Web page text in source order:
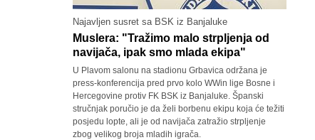
Najavljen susret sa BSK iz Banjaluke
Muslera: "Tražimo malo strpljenja od
navijača, ipak smo mlada ekipa"
U Plavom salonu na stadionu Grbavica održana je
press-konferencija pred prvo kolo WWin lige Bosne i
Hercegovine protiv FK BSK iz Banjaluke. Španski
stručnjak poručio je da želi borbenu ekipu koja će težiti
posjedu lopte, ali je od navijača zatražio strpljenje
zbog velikog broja mladih igrača.